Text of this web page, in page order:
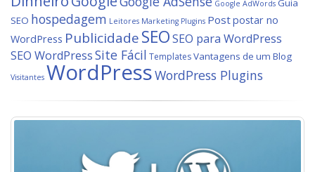
Google AdWords Guia
SEO hospedagem Leitores Marketing Plugins Postpostar no
WordPress PublicidadeSEOSEO para WordPress
SEO WordPressSite Fácil TemplatesVantagens de um Blog
Visitantes WordPressWordPress Plugins